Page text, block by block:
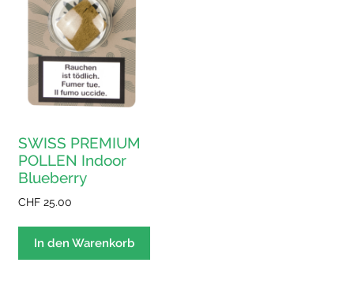
SWISS PREMIUM
POLLEN Indoor
Blueberry
CHF 25.00
In den Warenkorb